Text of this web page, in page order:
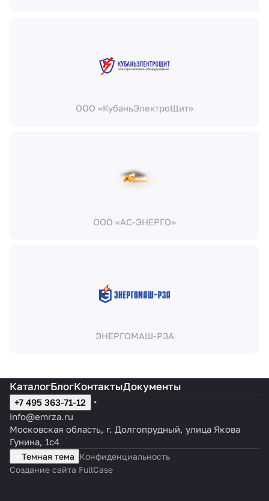
ООО «КубаньЭлектроЩит»
ООО «АС-ЭНЕРГО»
ЭНЕРГОМАШ-РЗА
КаталогБлогКонтактыДокументы
+7 495 363-71-12
info@emrza.ru
Московская область, г. Долгопрудный, улица Якова
Гунина, 1с4
Темная тема Конфиденциальность
Создание сайта FullCase